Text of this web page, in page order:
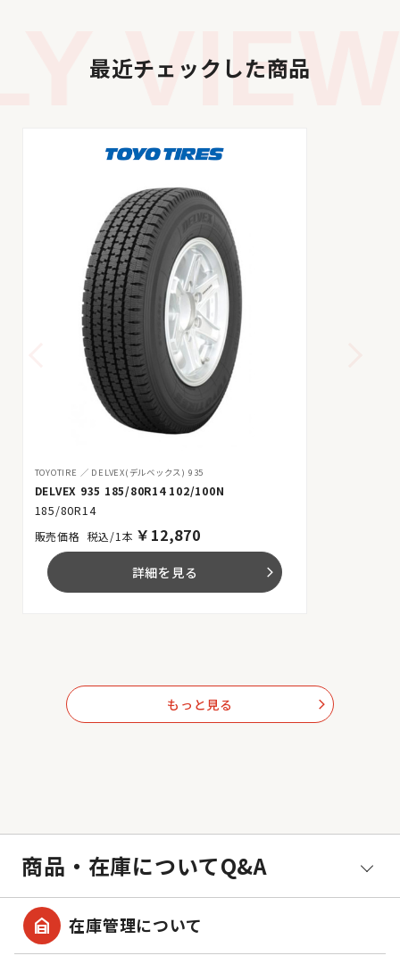
最近チェックした商品
TOYOTIRE DELVEX(デルベックス) 935
DELVEX 935 185/80R14 102/100N
185/80R14
税込/1本 ￥ 12,870
詳細を見る arrow_forward_ios
もっと見る arrow_forward_ios
商品・在庫についてQ&A
garage_home 在庫管理について